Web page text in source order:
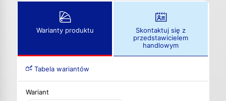
Warianty produktu
Skontaktuj się z
przedstawicielem
handlowym
Tabela wariantów
Wariant